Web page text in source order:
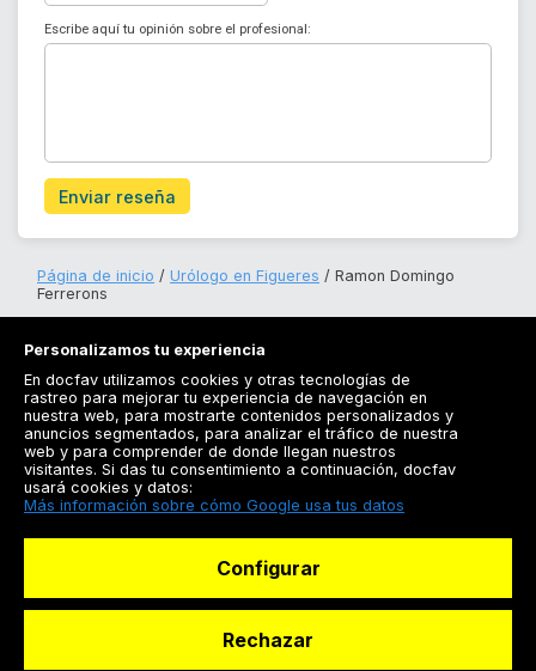
Escribe aquí tu opinión sobre el profesional:
Enviar reseña
Página de inicio Urólogo en Figueres
Ramon Domingo
Ferrerons
Registrarse
Docfav
Personalizamos tu experiencia
En docfav utilizamos cookies y otras tecnologías de
rastreo para mejorar tu experiencia de navegación en
nuestra web, para mostrarte contenidos personalizados y
anuncios segmentados, para analizar el tráfico de nuestra
web y para comprender de donde llegan nuestros
visitantes. Si das tu consentimiento a continuación, docfav
usará cookies y datos:
Más información sobre cómo Google usa tus datos
Configurar
Rechazar